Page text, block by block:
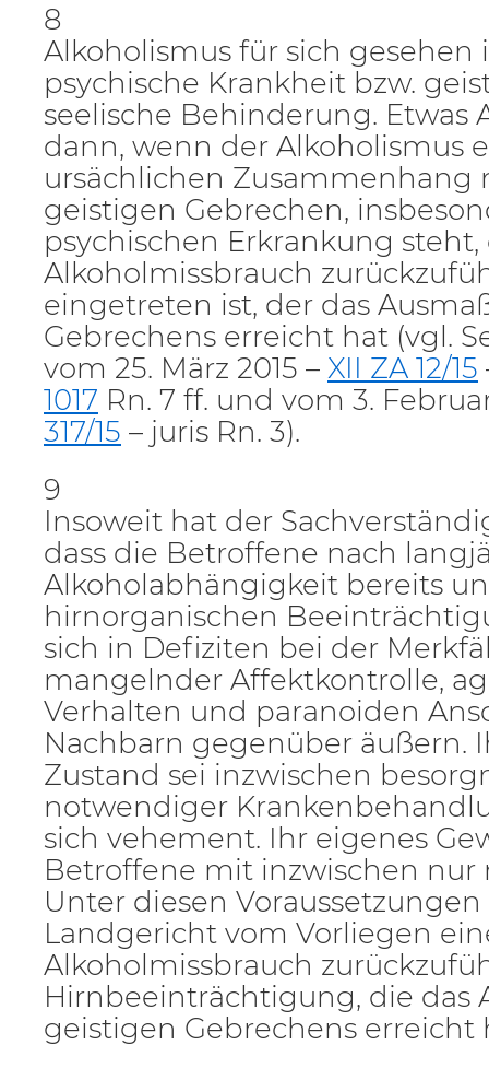
8
Alkoholismus für sich gesehen
psychische Krankheit bzw.
seelische Behinderung. Etwas
dann, wenn der Alkoholismus
ursächlichen Zusammenhang
geistigen Gebrechen,
psychischen Erkrankung
Alkoholmissbrauch
eingetreten ist, der das
Gebrechens erreicht hat (vgl.
vom 25. März 2015 – XII ZA 12/15
1017 Rn. 7 ff. und vom 3.
317/15 – juris Rn. 3).
9
Insoweit hat der
dass die Betroffene nach
Alkoholabhängigkeit bereits
hirnorganischen
sich in Defiziten bei der
mangelnder Affektkontrolle,
Verhalten und paranoiden
Nachbarn gegenüber äußern.
Zustand sei inzwischen
notwendiger
sich vehement. Ihr eigenes
Betroffene mit inzwischen nur
Unter diesen
Landgericht vom Vorliegen
Alkoholmissbrauch
Hirnbeeinträchtigung, die das
geistigen Gebrechens erreicht